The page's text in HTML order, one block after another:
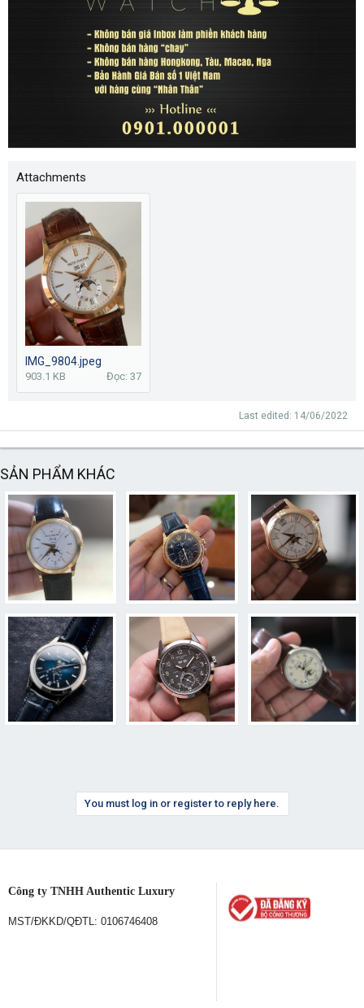
Attachments
IMG_9804.jpeg
903.1 KB Đọc: 37
Last edited: 14/06/2022
SẢN PHẨM KHÁC
You must log in or register to reply here.
Công ty TNHH Authentic Luxury
MST/ĐKKD/QĐTL: 0106746408